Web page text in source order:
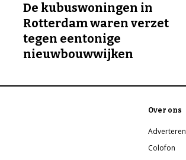
De kubuswoningen in
Rotterdam waren verzet
tegen eentonige
nieuwbouwwijken
Over ons
Adverteren
Colofon